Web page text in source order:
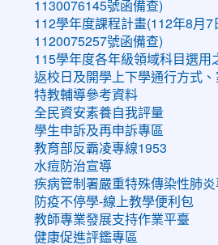
1130076145號函備查)
112學年度課程計畫(112年8月7
1120075257號函備查)
115學年度各年級領域科目選用
返校日及開學上下學通行方式
特教輔導參考資料
全民資安素養自我評量
學生申訴及再申訴專區
教育部反霸凌專線1953
水痘防治宣導
疾病管制署嚴重特殊傳染性肺炎
防疫不停學-線上教學便利包
教師專業發展支持作業平臺
健康促進評鑑專區